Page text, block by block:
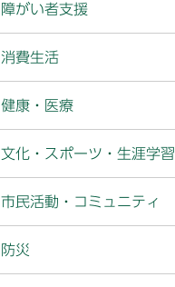
障がい者支援
消費生活
健康・医療
文化・スポーツ・生涯学習
市民活動・コミュニティ
防災